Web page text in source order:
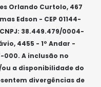
Orlando Curtolo, 467
Edson - CEP 01144-
38.449.479/0004-
4455 - 1º Andar -
000. A inclusão no
a disponibilidade do
divergências de